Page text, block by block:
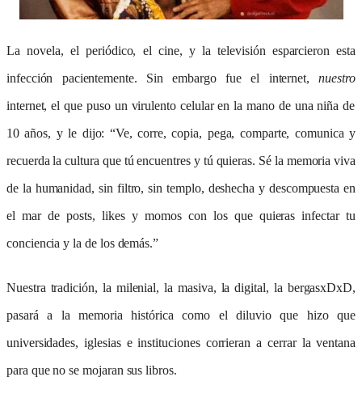
La novela, el periódico, el cine, y la televisión esparcieron esta
infección pacientemente. Sin embargo fue el internet,nuestro
internet, el que puso un virulento celular en la mano de una niña de
10 años, y le dijo: “Ve, corre, copia, pega, comparte, comunica y
recuerda la cultura que tú encuentres y tú quieras. Sé la memoria viva
de la humanidad, sin filtro, sin templo, deshecha y descompuesta en
el mar de posts, likes y momos con los que quieras infectar tu
conciencia y la de los demás.”
Nuestra tradición, la milenial, la masiva, la digital, la bergasxDxD,
pasará a la memoria histórica como el diluvio que hizo que
universidades, iglesias e instituciones corrieran a cerrar la ventana
para que no se mojaran sus libros.